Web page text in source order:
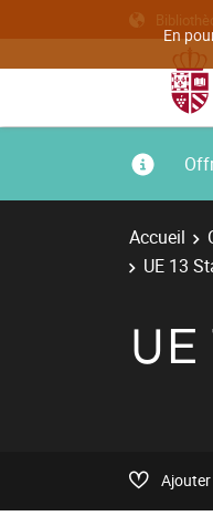
En
Accueil
UE 13